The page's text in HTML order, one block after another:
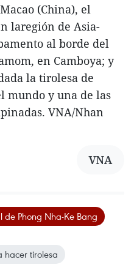
(China), el
laregión de Asia-
al borde del
en Camboya; y
la tirolesa de
mundo y una de las
VNA/Nhan
VNA
de Phong Nha-Ke Bang
hacer tirolesa